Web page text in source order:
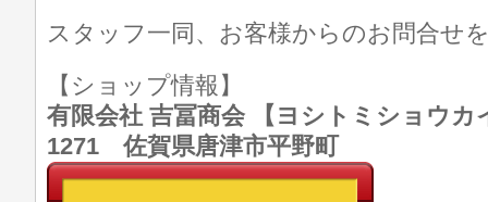
スタッフ一同、お客様からのお問合せ
【ショップ情報】
有限会社 吉冨商会 【ヨシトミショウ
1271 佐賀県唐津市平野町